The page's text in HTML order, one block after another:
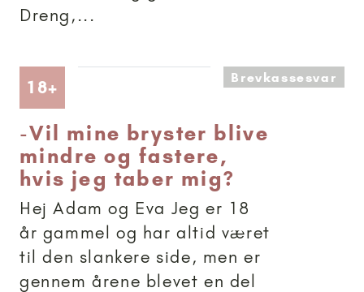
Dreng,...
18+ Artikler anbefalet til 18+Brevkassesvar
-Vil mine bryster blive
mindre og fastere,
hvis jeg taber mig?
Hej Adam og Eva Jeg er 18
år gammel og har altid været
til den slankere side, men er
gennem årene blevet en del